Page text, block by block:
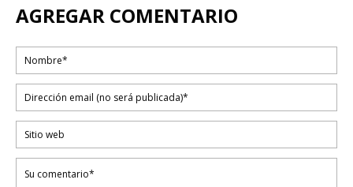
AGREGAR COMENTARIO